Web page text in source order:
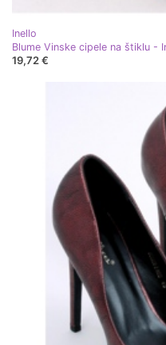
Inello
Blume Vinske cipele na štiklu -
19,72 €